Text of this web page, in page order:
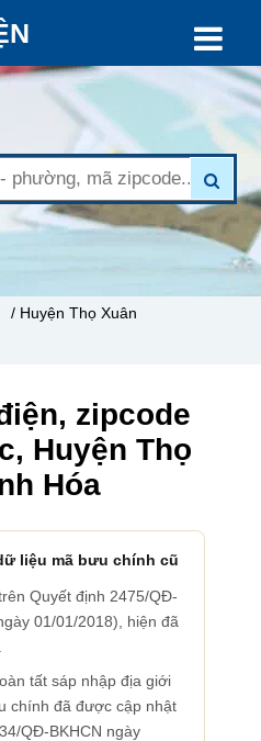
/ Huyện Thọ Xuân
zipcode
Huyện Thọ
Hóa
liệu mã bưu chính cũ
Quyết định 2475/QĐ-
01/01/2018), hiện đã
tất sáp nhập địa giới
chính đã được cập nhật
QĐ-BKHCN ngày